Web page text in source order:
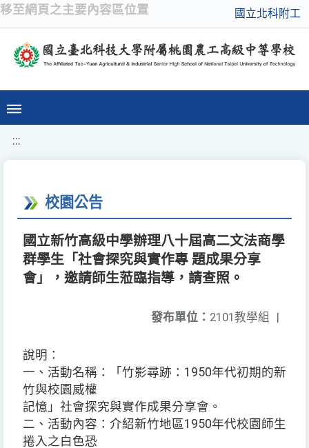
移至網頁之主要內容區位置 國立北科附工
:::
校園公告
國立新竹高級中學辦理八十屆高二文法商學
群學生「社會探究與實作專 題成果分享
會」，邀請師生蒞臨指導，請查照。
發布單位： 2101教學組 |
說明：
一、活動名稱：「竹影尋跡：1950年代初期的新
竹與校園威權
記憶」社會探究與實作成果分享會。
二、活動內容：介紹新竹地區1950年代校園師生
捲入之白色恐